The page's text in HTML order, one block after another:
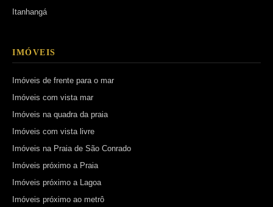
Itanhangá
IMÓVEIS
Imóveis de frente para o mar
Imóveis com vista mar
Imóveis na quadra da praia
Imóveis com vista livre
Imóveis na Praia de São Conrado
Imóveis próximo a Praia
Imóveis próximo a Lagoa
Imóveis próximo ao metrô